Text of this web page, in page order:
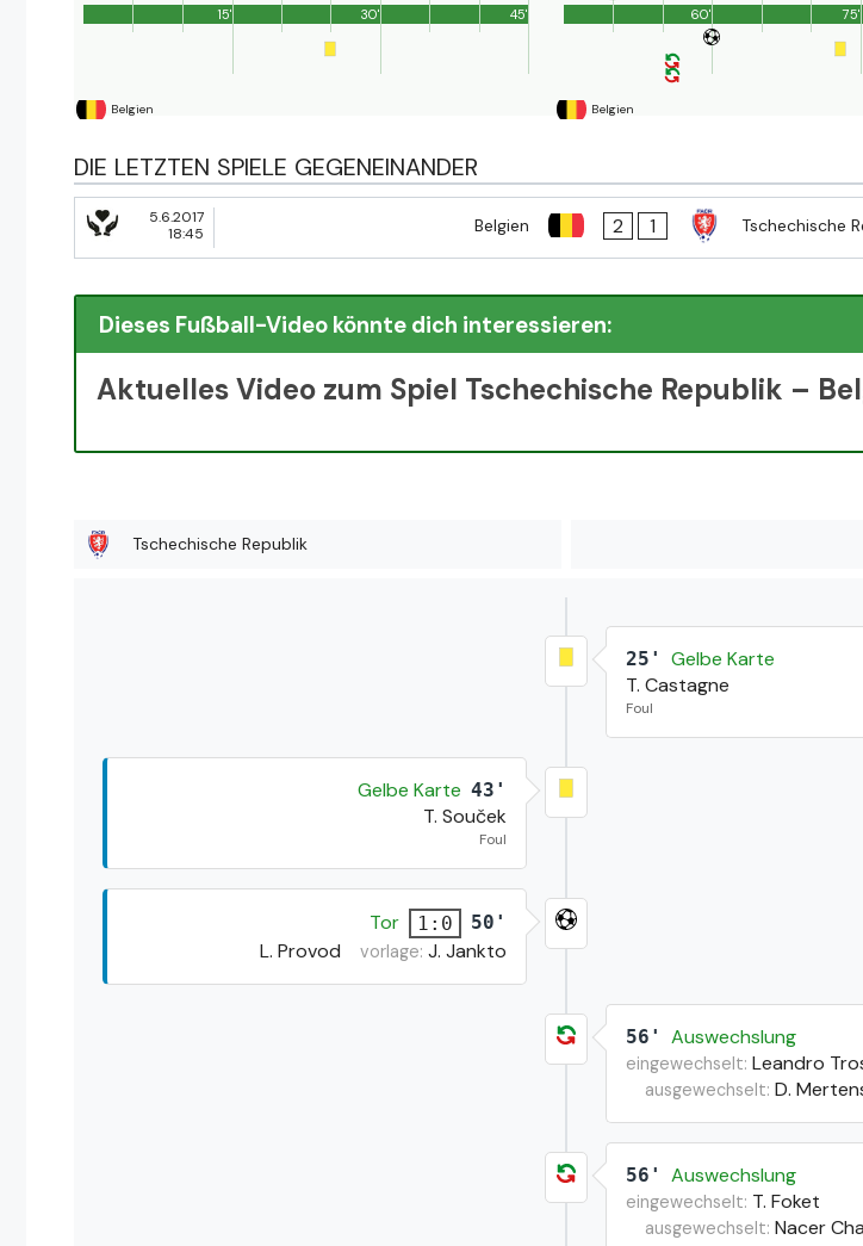
Belgien
45'
15' 30'
Belgien
60' 75'
DIE LETZTEN SPIELE GEGENEINANDER
5.6.2017
18:45
Belgien 2 1 Tschechische
Dieses Fußball-Video könnte dich interessieren:
Aktuelles Video zum Spiel Tschechische Republik –
Tschechische Republik
25'
Gelbe Karte
T. Castagne
Foul
Gelbe Karte 43'
T. Souček
Foul
Tor 1:0 50'
L. Provod vorlage: J. Jankto
56' Auswechslung
eingewechselt: Leandro
ausgewechselt: D.
56' Auswechslung
eingewechselt: T. Foket
ausgewechselt: Nacer